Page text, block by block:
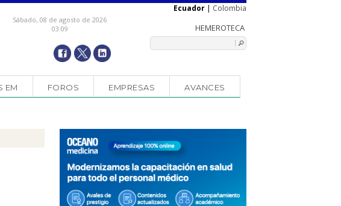
Sábado, 08 de agosto de 2026
03:09
Ecuador | Colombia
EM FOROS EMPRESAS AVANCES